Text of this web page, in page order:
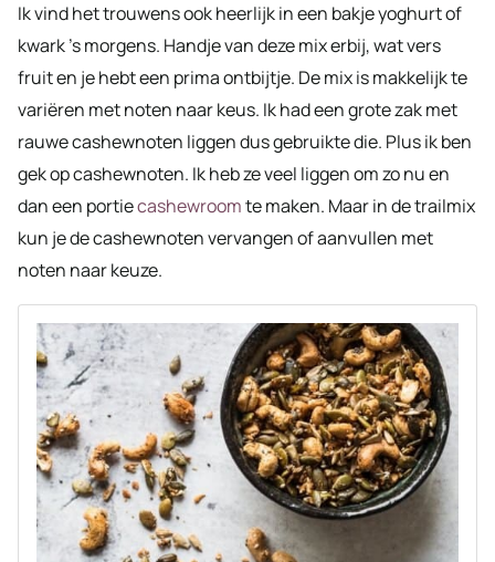
Ik vind het trouwens ook heerlijk in een bakje yoghurt of
kwark ’s morgens. Handje van deze mix erbij, wat vers
fruit en je hebt een prima ontbijtje. De mix is makkelijk te
variëren met noten naar keus. Ik had een grote zak met
rauwe cashewnoten liggen dus gebruikte die. Plus ik ben
gek op cashewnoten. Ik heb ze veel liggen om zo nu en
dan een portiecashewroomte maken. Maar in de trailmix
kun je de cashewnoten vervangen of aanvullen met
noten naar keuze.